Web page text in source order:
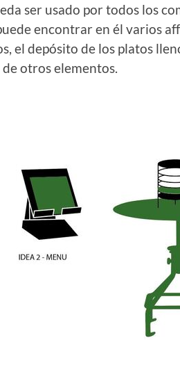
ser usado por todos los
encontrar en él varios
el depósito de los platos
otros elementos.